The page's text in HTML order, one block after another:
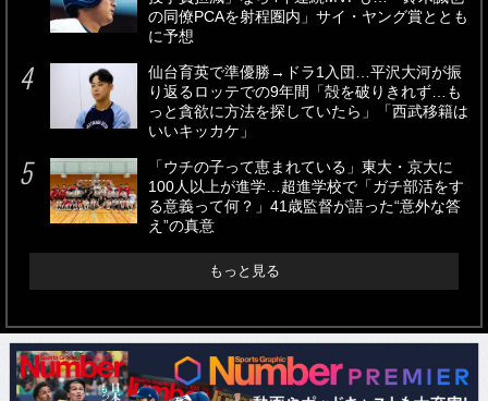
の同僚PCAを射程圏内」サイ・ヤング賞ととも
に予想
仙台育英で準優勝→ドラ1入団…平沢大河が振
り返るロッテでの9年間「殻を破りきれず…も
っと貪欲に方法を探していたら」「西武移籍は
いいキッカケ」
「ウチの子って恵まれている」東大・京大に
100人以上が進学…超進学校で「ガチ部活をす
る意義って何？」41歳監督が語った“意外な答
え”の真意
もっと見る